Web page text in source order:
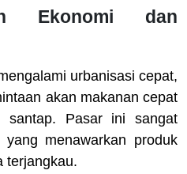
Ekonomi dan
urbanisasi cepat,
akan makanan cepat
Pasar ini sangat
menawarkan produk
terjangkau.